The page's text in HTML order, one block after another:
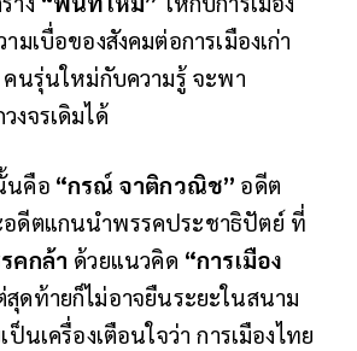
มเบื่อของสังคมต่อการเมืองเก่า
คนรุ่นใหม่กับความรู้ จะพา
งจรเดิมได้
นคือ “กรณ์ จาติกวณิช” อดีต
อดีตแกนนำพรรคประชาธิปัตย์ ที่
คกล้า ด้วยแนวคิด “การเมือง
สุดท้ายก็ไม่อาจยืนระยะในสนาม
ป็นเครื่องเตือนใจว่า การเมืองไทย